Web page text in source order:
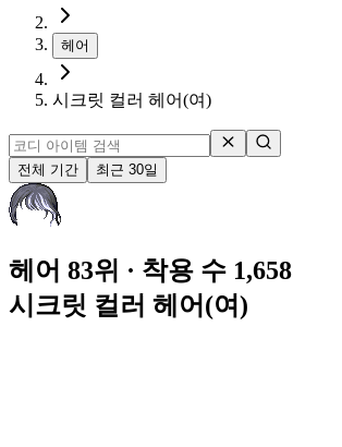
헤어
시크릿 컬러 헤어(여)
전체 기간 최근 30일
헤어 83위 · 착용 수 1,658
시크릿 컬러 헤어(여)